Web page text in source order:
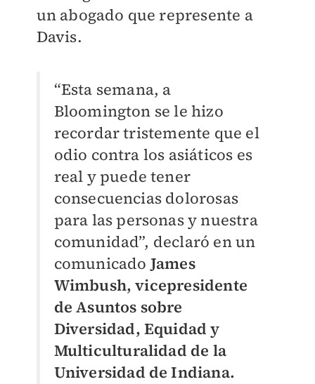
un abogado que represente a
Davis.
“Esta semana, a
Bloomington se le hizo
recordar tristemente que el
odio contra los asiáticos es
real y puede tener
consecuencias dolorosas
para las personas y nuestra
comunidad”, declaró en un
comunicado James
Wimbush, vicepresidente
de Asuntos sobre
Diversidad, Equidad y
Multiculturalidad de la
Universidad de Indiana.